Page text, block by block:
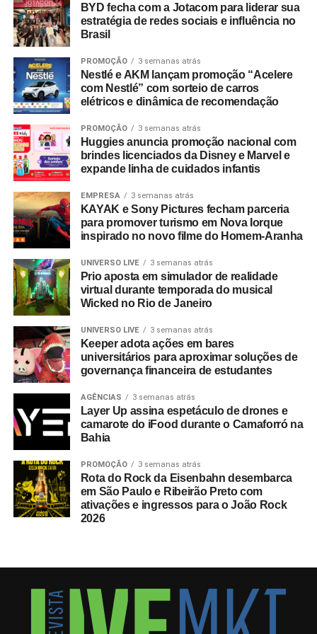
integrada às demais áreas de especialidade da agência.
Além dos serviços tradicionais de planejamento, criação
e mídia, a Cheil opera com núcleos dedicados de
retail, eventos,live commerce, produção de conteúdo,
sociale um estúdio proprietário voltado a soluções de
inteligência artificial.
BYD fecha com a Jotacom para liderar sua
estratégia de redes sociais e influência no
Brasil
PROMOÇÃO 3 semanas atrás
Nestlé e AKM lançam promoção “Acelere
com Nestlé” com sorteio de carros
elétricos e dinâmica de recomendação
PROMOÇÃO 3 semanas atrás
Huggies anuncia promoção nacional com
brindes licenciados da Disney e Marvel e
expande linha de cuidados infantis
EMPRESA 3 semanas atrás
KAYAK e Sony Pictures fecham parceria
para promover turismo em Nova Iorque
inspirado no novo filme do Homem-Aranha
UNIVERSO LIVE 3 semanas atrás
Prio aposta em simulador de realidade
virtual durante temporada do musical
Wicked no Rio de Janeiro
UNIVERSO LIVE 3 semanas atrás
Keeper adota ações em bares
universitários para aproximar soluções de
governança financeira de estudantes
AGÊNCIAS 3 semanas atrás
Layer Up assina espetáculo de drones e
camarote do iFood durante o Camaforró na
Bahia
PROMOÇÃO 3 semanas atrás
Rota do Rock da Eisenbahn desembarca
em São Paulo e Ribeirão Preto com
ativações e ingressos para o João Rock
2026